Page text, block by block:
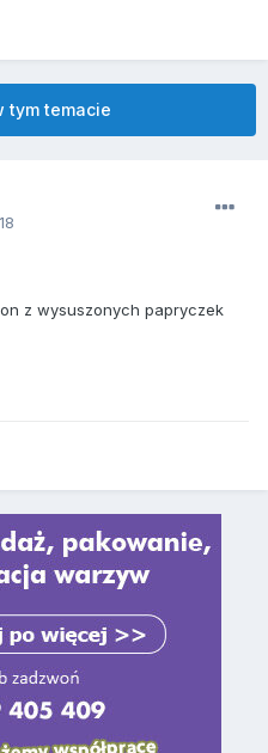
tym temacie
z wysuszonych papryczek